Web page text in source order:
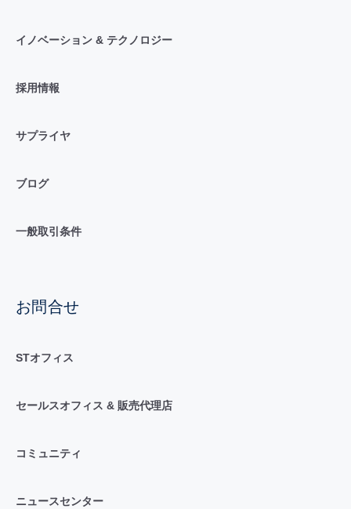
イノベーション & テクノロジー
採用情報
サプライヤ
ブログ
一般取引条件
お問合せ
STオフィス
セールスオフィス & 販売代理店
コミュニティ
ニュースセンター